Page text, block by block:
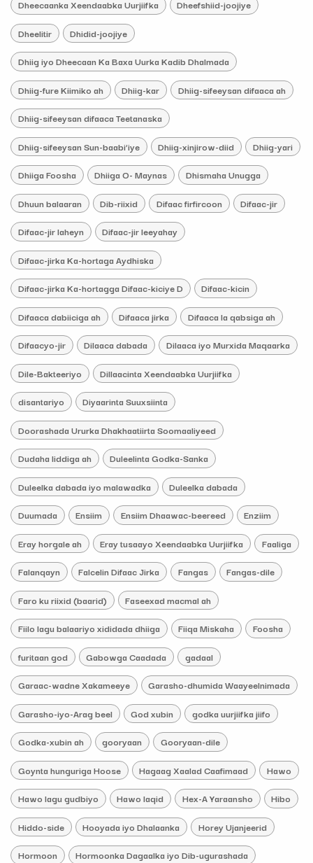
Dheecaanka Xeendaabka Uurjiifka Dheefshiid-joojiye
Dheelitir Dhidid-joojiye
Dhiig iyo Dheecaan Ka Baxa Uurka Kadib Dhalmada
Dhiig-fure Kiimiko ah Dhiig-kar Dhiig-sifeeysan difaaca ah
Dhiig-sifeeysan difaaca Teetanaska
Dhiig-sifeeysan Sun-baabi’iye Dhiig-xinjirow-diid Dhiig-yari
Dhiiga Foosha Dhiiga O- Maynas Dhismaha Unugga
Dhuun balaaran Dib-riixid Difaac firfircoon Difaac-jir
Difaac-jir laheyn Difaac-jir leeyahay
Difaac-jirka Ka-hortaga Aydhiska
Difaac-jirka Ka-hortagga Difaac-kiciye D Difaac-kicin
Difaaca dabiiciga ah Difaaca jirka Difaaca la qabsiga ah
Difaacyo-jir Dilaaca dabada Dilaaca iyo Murxida Maqaarka
Dile-Bakteeriyo Dillaacinta Xeendaabka Uurjiifka
disantariyo Diyaarinta Suuxsiinta
Doorashada Ururka Dhakhaatiirta Soomaaliyeed
Dudaha liddiga ah Duleelinta Godka-Sanka
Duleelka dabada iyo malawadka Duleelka dabada
Duumada Ensiim Ensiim Dhaawac-beereed Enziim
Eray horgale ah Eray tusaayo Xeendaabka Uurjiifka Faaliga
Falanqayn Falcelin Difaac Jirka Fangas Fangas-dile
Faro ku riixid (baarid) Faseexad macmal ah
Fiilo lagu balaariyo xididada dhiiga Fiiqa Miskaha Foosha
furitaan god Gabowga Caadada gadaal
Garaac-wadne Xakameeye Garasho-dhumida Waayeelnimada
Garasho-iyo-Arag beel God xubin godka uurjiifka jiifo
Godka-xubin ah gooryaan Gooryaan-dile
Goynta hunguriga Hoose Hagaag Xaalad Caafimaad Hawo
Hawo lagu gudbiyo Hawo laqid Hex-A Yaraansho Hibo
Hiddo-side Hooyada iyo Dhalaanka Horey Ujanjeerid
Hormoon Hormoonka Dagaalka iyo Dib-ugurashada